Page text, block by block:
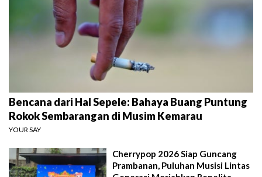
Bencana dari Hal Sepele: Bahaya Buang Puntung
Rokok Sembarangan di Musim Kemarau
YOUR SAY
Cherrypop 2026 Siap Guncang
Prambanan, Puluhan Musisi Lintas